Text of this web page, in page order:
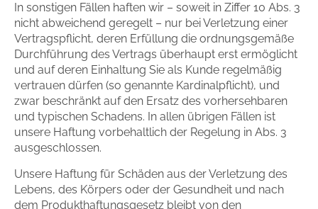
In sonstigen Fällen haften wir – soweit in Ziffer 10 Abs. 3
nicht abweichend geregelt – nur bei Verletzung einer
Vertragspflicht, deren Erfüllung die ordnungsgemäße
Durchführung des Vertrags überhaupt erst ermöglicht
und auf deren Einhaltung Sie als Kunde regelmäßig
vertrauen dürfen (so genannte Kardinalpflicht), und
zwar beschränkt auf den Ersatz des vorhersehbaren
und typischen Schadens. In allen übrigen Fällen ist
unsere Haftung vorbehaltlich der Regelung in Abs. 3
ausgeschlossen.
Unsere Haftung für Schäden aus der Verletzung des
Lebens, des Körpers oder der Gesundheit und nach
dem Produkthaftungsgesetz bleibt von den